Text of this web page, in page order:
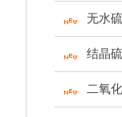
无水
结晶
二氧